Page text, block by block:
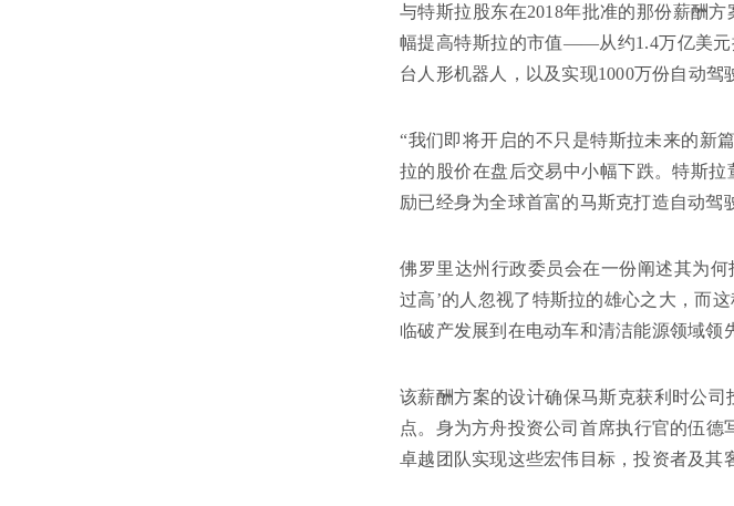
与特斯拉股东在2018年批准的那份薪酬
幅提高特斯拉的市值——从约1.4万亿美
台人形机器人，以及实现1000万份自动驾
“我们即将开启的不只是特斯拉未来的新
拉的股价在盘后交易中小幅下跌。特斯
励已经身为全球首富的马斯克打造自动驾
佛罗里达州行政委员会在一份阐述其为
过高’的人忽视了特斯拉的雄心之大，而
临破产发展到在电动车和清洁能源领域领
该薪酬方案的设计确保马斯克获利时公
点。身为方舟投资公司首席执行官的伍
卓越团队实现这些宏伟目标，投资者及其